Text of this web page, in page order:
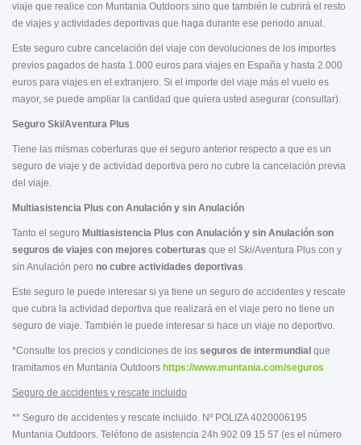
viaje que realice con Muntania Outdoors sino que también le cubrirá el resto
de viajes y actividades deportivas que haga durante ese periodo anual.
Este seguro cubre cancelación del viaje con devoluciones de los importes
previos pagados de hasta 1.000 euros para viajes en España y hasta 2.000
euros para viajes en el extranjero. Si el importe del viaje más el vuelo es
mayor, se puede ampliar la cantidad que quiera usted asegurar (consultar).
Seguro Ski/Aventura Plus
Tiene las mismas coberturas que el seguro anterior respecto a que es un
seguro de viaje y de actividad deportiva pero no cubre la cancelación previa
del viaje.
Multiasistencia Plus con Anulación y sin Anulación
Tanto el seguro Multiasistencia Plus con Anulación y sin Anulación son
seguros de viajes con mejores coberturas que el Ski/Aventura Plus con y
sin Anulación pero no cubre actividades deportivas.
Este seguro le puede interesar si ya tiene un seguro de accidentes y rescate
que cubra la actividad deportiva que realizará en el viaje pero no tiene un
seguro de viaje. También le puede interesar si hace un viaje no deportivo.
*Consulte los precios y condiciones de los seguros de intermundial que
tramitamos en Muntania Outdoors https://www.muntania.com/seguros
Seguro de accidentes y rescate incluido
** Seguro de accidentes y rescate incluido. Nº POLIZA 4020006195
Muntania Outdoors. Teléfono de asistencia 24h 902 09 15 57 (es el número